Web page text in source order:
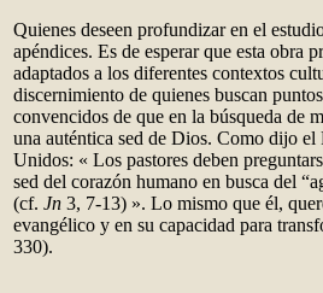
Quienes deseen profundizar en el
apéndices. Es de esperar que esta obra
adaptados a los diferentes contextos
discernimiento de quienes buscan
convencidos de que en la búsqueda de
una auténtica sed de Dios. Como dijo el
Unidos: « Los pastores deben
sed del corazón humano en busca del
(cf. Jn 3, 7-13) ». Lo mismo que él,
evangélico y en su capacidad para
330).